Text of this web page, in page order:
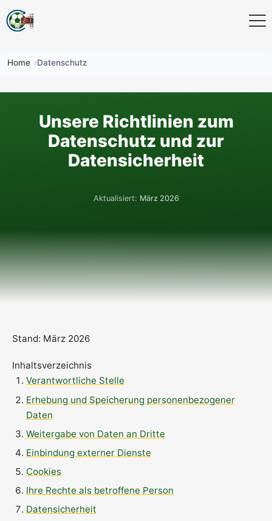
Home Datenschutz
Unsere Richtlinien zum
Datenschutz und zur
Datensicherheit
Aktualisiert: März 2026
Stand: März 2026
Inhaltsverzeichnis
Verantwortliche Stelle
Erhebung und Speicherung personenbezogener
Daten
Weitergabe von Daten an Dritte
Einbindung externer Dienste
Cookies
Ihre Rechte als betroffene Person
Datensicherheit